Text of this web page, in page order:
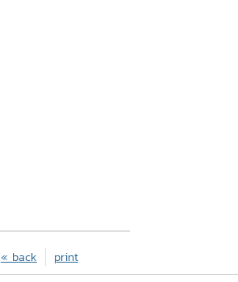
print
« back